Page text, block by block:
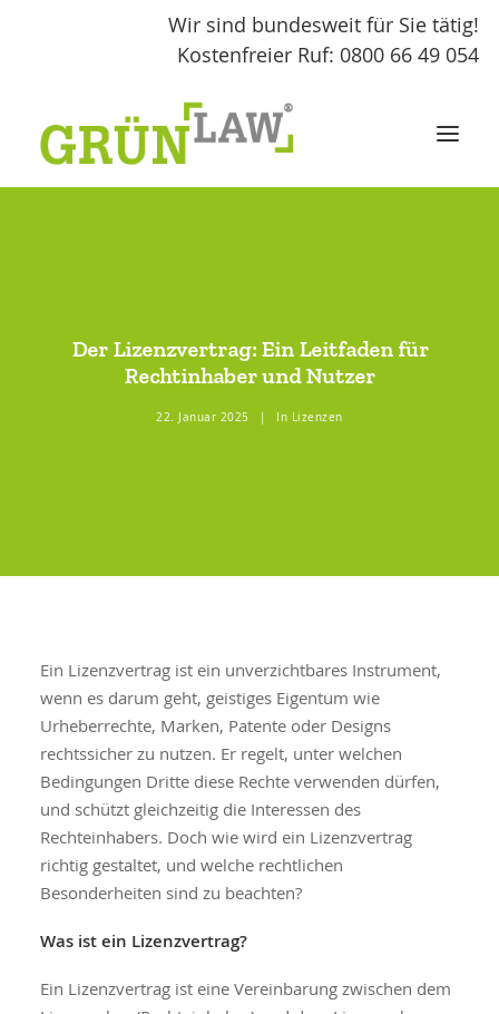
Wir sind bundesweit für Sie tätig!
Kostenfreier Ruf: 0800 66 49 054
Der Lizenzvertrag: Ein Leitfaden für
Rechtinhaber und Nutzer
22. Januar 2025 | In Lizenzen
Ein Lizenzvertrag ist ein unverzichtbares Instrument,
wenn es darum geht, geistiges Eigentum wie
Urheberrechte, Marken, Patente oder Designs
rechtssicher zu nutzen. Er regelt, unter welchen
Bedingungen Dritte diese Rechte verwenden dürfen,
und schützt gleichzeitig die Interessen des
Rechteinhabers. Doch wie wird ein Lizenzvertrag
richtig gestaltet, und welche rechtlichen
Besonderheiten sind zu beachten?
Was ist ein Lizenzvertrag?
Ein Lizenzvertrag ist eine Vereinbarung zwischen dem